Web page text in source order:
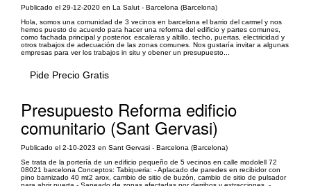
Publicado el 29-12-2020 en La Salut - Barcelona (Barcelona)
Hola, somos una comunidad de 3 vecinos en barcelona el barrio del carmel y nos
hemos puesto de acuerdo para hacer una reforma del edificio y partes comunes,
como fachada principal y posterior, escaleras y altillo, techo, puertas, electricidad y
otros trabajos de adecuación de las zonas comunes. Nos gustaría invitar a algunas
empresas para ver los trabajos in situ y obener un presupuesto...
Pide Precio Gratis
Presupuesto Reforma edificio
comunitario (Sant Gervasi)
Publicado el 2-10-2023 en Sant Gervasi - Barcelona (Barcelona)
Se trata de la portería de un edificio pequeño de 5 vecinos en calle modolell 72
08021 barcelona Conceptos: Tabiqueria: - Aplacado de paredes en recibidor con
pino barnizado 40 mt2 arox, cambio de sitio de buzón, cambio de sitio de pulsador